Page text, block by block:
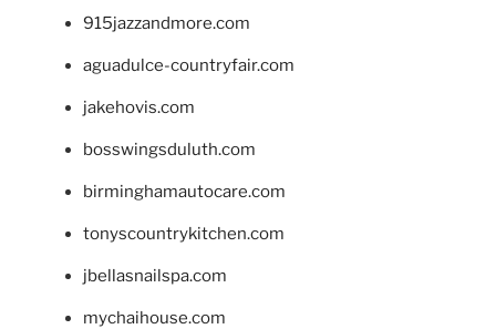
915jazzandmore.com
aguadulce-countryfair.com
jakehovis.com
bosswingsduluth.com
birminghamautocare.com
tonyscountrykitchen.com
jbellasnailspa.com
mychaihouse.com